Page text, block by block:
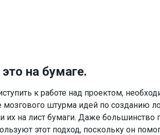
на бумаге.
к работе над проектом,
мозгового штурма идей по созданию
их на лист бумаги. Даже большинство
этот подход, поскольку он